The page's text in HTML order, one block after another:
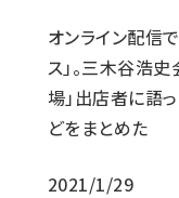
オンライン配信
ス」。三木谷浩
場」出店者に語
どをまとめた
2021/1/29